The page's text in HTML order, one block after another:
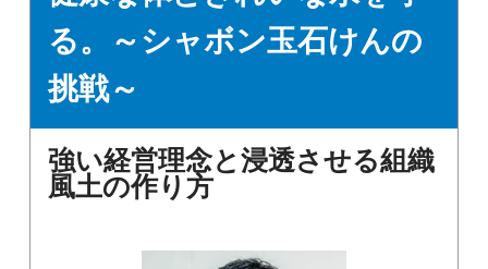
る。～シャボン玉石けんの
挑戦～
強い経営理念と浸透させる組織
風土の作り方